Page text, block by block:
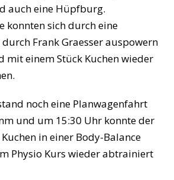
auch eine Hüpfburg.
konnten sich durch eine
Frank Graesser auspowern
mit einem Stück Kuchen wieder
noch eine Planwagenfahrt
und um 15:30 Uhr konnte der
in einer Body-Balance
Physio Kurs wieder abtrainiert